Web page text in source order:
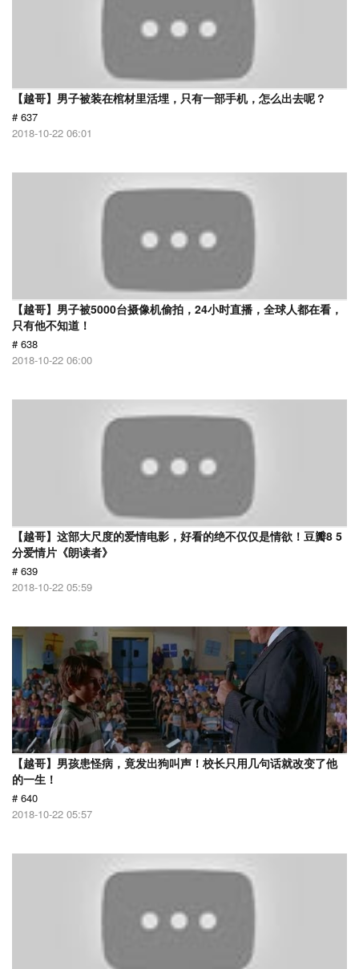
【越哥】男子被装在棺材里活埋，只有一部手机，怎么出去呢？
# 637
2018-10-22 06:01
【越哥】男子被5000台摄像机偷拍，24小时直播，全球人都在看，
只有他不知道！
# 638
2018-10-22 06:00
【越哥】这部大尺度的爱情电影，好看的绝不仅仅是情欲！豆瓣8 5
分爱情片《朗读者》
# 639
2018-10-22 05:59
【越哥】男孩患怪病，竟发出狗叫声！校长只用几句话就改变了他
的一生！
# 640
2018-10-22 05:57